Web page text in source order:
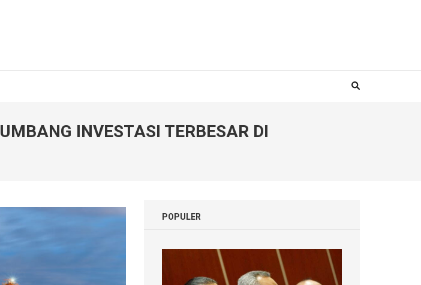
INVESTASI TERBESAR DI
POPULER